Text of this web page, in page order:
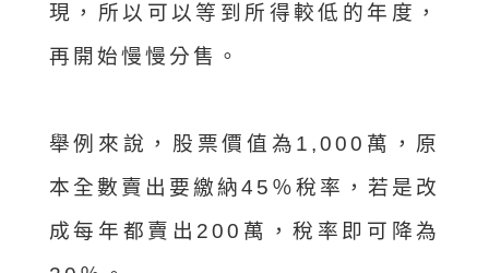
現，所以可以等到所得較低的年度，
再開始慢慢分售。
舉例來說，股票價值為1,000萬，原
本全數賣出要繳納45％稅率，若是改
成每年都賣出200萬，稅率即可降為